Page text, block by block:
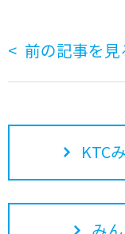
前の記事を見
KTC